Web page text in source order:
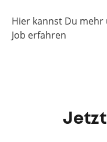
Hier kannst Du
Job erfahren